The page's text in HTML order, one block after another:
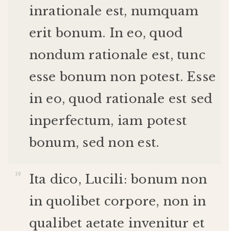
inrationale est, numquam
erit bonum. In eo, quod
nondum rationale est, tunc
esse bonum non potest. Esse
in eo, quod rationale est sed
inperfectum, iam potest
bonum, sed non est.
Ita dico, Lucili:bonum non
in quolibet corpore, non in
qualibet aetate invenitur et